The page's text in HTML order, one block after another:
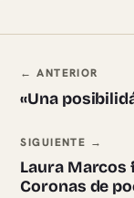
← ANTERIOR
«Una
SIGUIENTE →
Laura Marcos
Coronas de